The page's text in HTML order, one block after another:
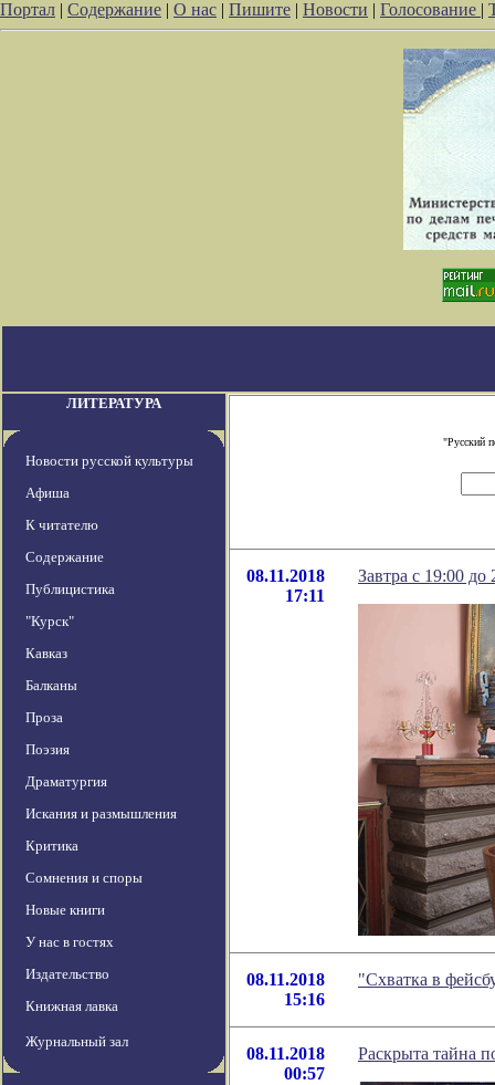
Портал | Содержание | О нас | Пишите | Новости | Голосование |
ЛИТЕРАТУРА
Новости русской культуры
Афиша
К читателю
Содержание
Публицистика
"Курск"
Кавказ
Балканы
Проза
Поэзия
Драматургия
Искания и размышления
Критика
Сомнения и споры
Новые книги
У нас в гостях
Издательство
Книжная лавка
Журнальный зал
"Русский
08.11.2018
17:11
Завтра с 19:00
08.11.2018
15:16
"Схватка в
08.11.2018
00:57
Раскрыта тайна